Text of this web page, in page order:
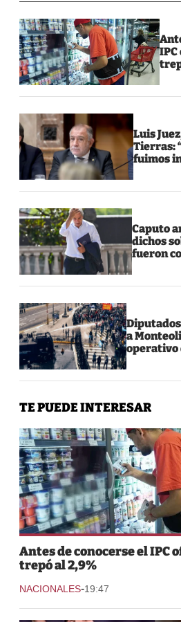
IPC
Luis
Tierras:
fuimos
Caputo
dichos
fueron
a
operativo
TE PUEDE INTERESAR
Antes de conocerse el IPC
trepó al 2,9%
NACIONALES-19:47